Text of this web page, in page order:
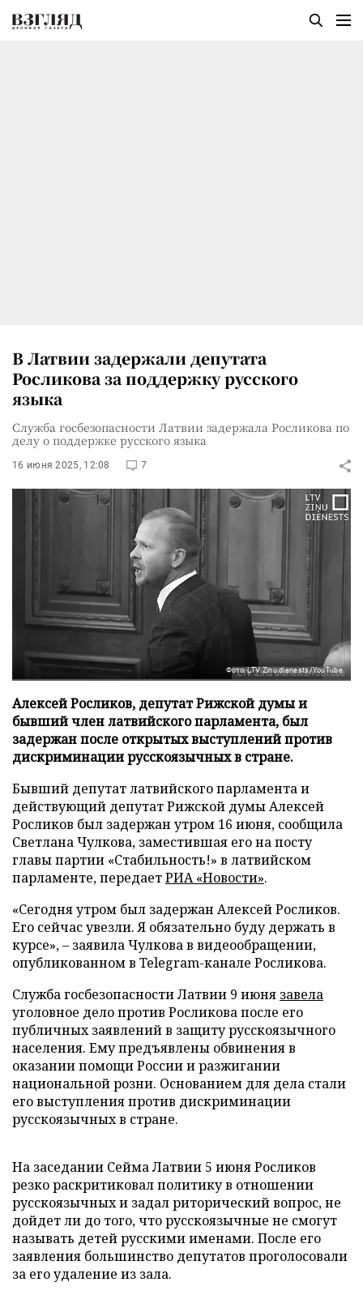
В Латвии задержали депутата
Росликова за поддержку русского
языка
Служба госбезопасности Латвии задержала Росликова по
делу о поддержке русского языка
16 июня 2025, 12:08 7
Фото: LTV Zinu dienests/YouTube
Алексей Росликов, депутат Рижской думы и
бывший член латвийского парламента, был
задержан после открытых выступлений против
дискриминации русскоязычных в стране.
Бывший депутат латвийского парламента и
действующий депутат Рижской думы Алексей
Росликов был задержан утром 16 июня, сообщила
Светлана Чулкова, заместившая его на посту
главы партии «Стабильность!» в латвийском
парламенте, передаетРИА «Новости».
«Сегодня утром был задержан Алексей Росликов.
Его сейчас увезли. Я обязательно буду держать в
курсе», – заявила Чулкова в видеообращении,
опубликованном в Telegram-канале Росликова.
Служба госбезопасности Латвии 9 июня завела
уголовное дело против Росликова после его
публичных заявлений в защиту русскоязычного
населения. Ему предъявлены обвинения в
оказании помощи России и разжигании
национальной розни. Основанием для дела стали
его выступления против дискриминации
русскоязычных в стране.
На заседании Сейма Латвии 5 июня Росликов
резко раскритиковал политику в отношении
русскоязычных и задал риторический вопрос, не
дойдет ли до того, что русскоязычные не смогут
называть детей русскими именами. После его
заявления большинство депутатов проголосовали
за его удаление из зала.